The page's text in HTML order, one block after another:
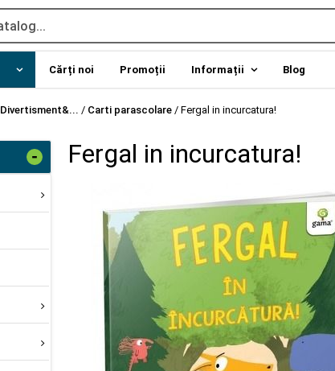
Cărți noi Promoții Informații Blog
Divertisment&... / Carti parascolare / Fergal in incurcatura!
- Fergal in incurcatura!